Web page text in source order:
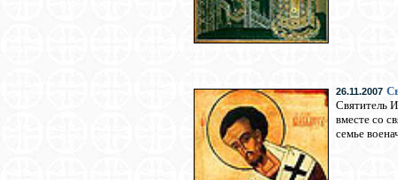
26.11.2007
Святитель
вместе со
семье